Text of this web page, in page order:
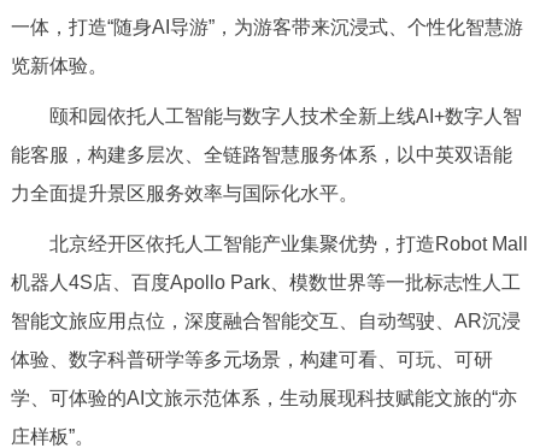
一体，打造“随身AI导游”，为游客带来沉浸式、个性化智慧游
览新体验。
颐和园依托人工智能与数字人技术全新上线AI+数字人智
能客服，构建多层次、全链路智慧服务体系，以中英双语能
力全面提升景区服务效率与国际化水平。
北京经开区依托人工智能产业集聚优势，打造Robot Mall
机器人4S店、百度Apollo Park、模数世界等一批标志性人工
智能文旅应用点位，深度融合智能交互、自动驾驶、AR沉浸
体验、数字科普研学等多元场景，构建可看、可玩、可研
学、可体验的AI文旅示范体系，生动展现科技赋能文旅的“亦
庄样板”。